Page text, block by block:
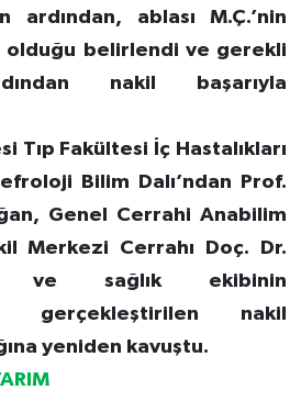
ardından, ablası M.Ç.’nin
olduğu belirlendi ve gerekli
nakil başarıyla
Tıp Fakültesi İç Hastalıkları
Bilim Dalı’ndan Prof.
Genel Cerrahi Anabilim
Merkezi Cerrahı Doç. Dr.
ve sağlık ekibinin
gerçekleştirilen nakil
yeniden kavuştu.